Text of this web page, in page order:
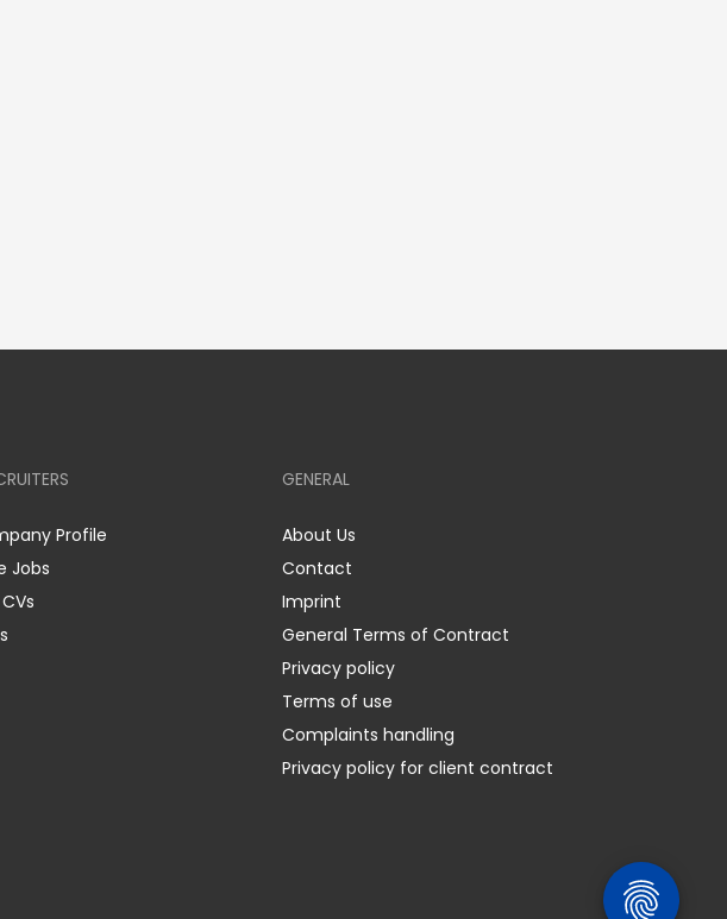
Profile
Jobs
GENERAL
About Us
Contact
Imprint
General Terms of Contract
Privacy policy
Terms of use
Complaints handling
Privacy policy for client contract